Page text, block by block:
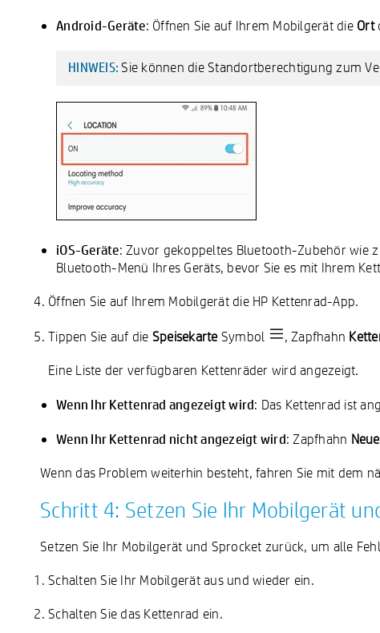
Android-Geräte: Öffnen Sie auf Ihrem Mobilgerät die Ort
HINWEIS: Sie können die Standortberechtigung zum
iOS-Geräte: Zuvor gekoppeltes Bluetooth-Zubehör wie z
Bluetooth-Menü Ihres Geräts, bevor Sie es mit Ihrem
Öffnen Sie auf Ihrem Mobilgerät die HP Kettenrad-App.
Tippen Sie auf die Speisekarte Symbol , Zapfhahn
Eine Liste der verfügbaren Kettenräder wird angezeigt.
Wenn Ihr Kettenrad angezeigt wird: Das Kettenrad ist
Wenn Ihr Kettenrad nicht angezeigt wird: Zapfhahn
Wenn das Problem weiterhin besteht, fahren Sie mit dem
Schritt 4: Setzen Sie Ihr Mobilgerät
Setzen Sie Ihr Mobilgerät und Sprocket zurück, um alle
Schalten Sie Ihr Mobilgerät aus und wieder ein.
Schalten Sie das Kettenrad ein.